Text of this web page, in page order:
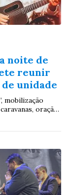
noite de
reunir
unidade
mobilização
oração,